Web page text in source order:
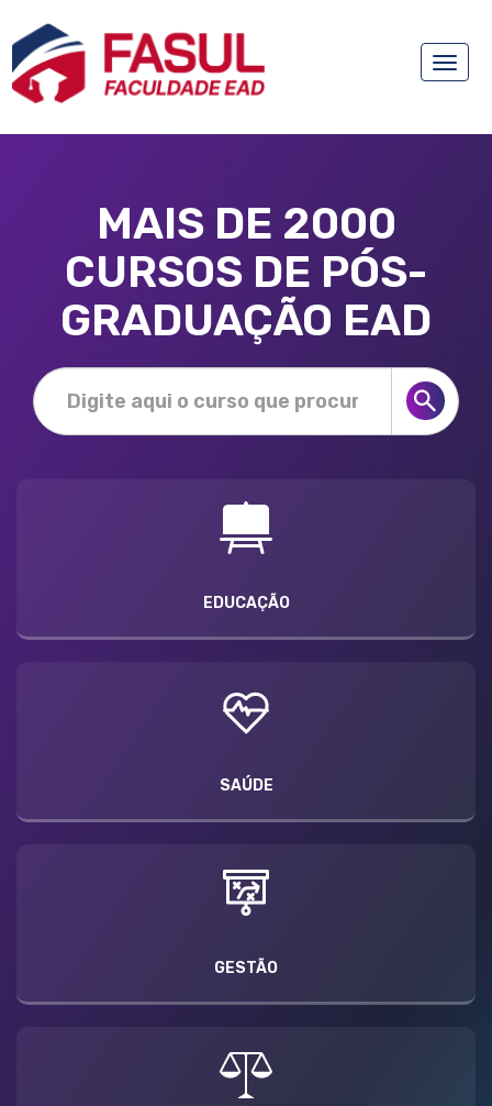
Toggle
MAIS DE 2000
CURSOS DE PÓS-
GRADUAÇÃO EAD
EDUCAÇÃO
SAÚDE
GESTÃO